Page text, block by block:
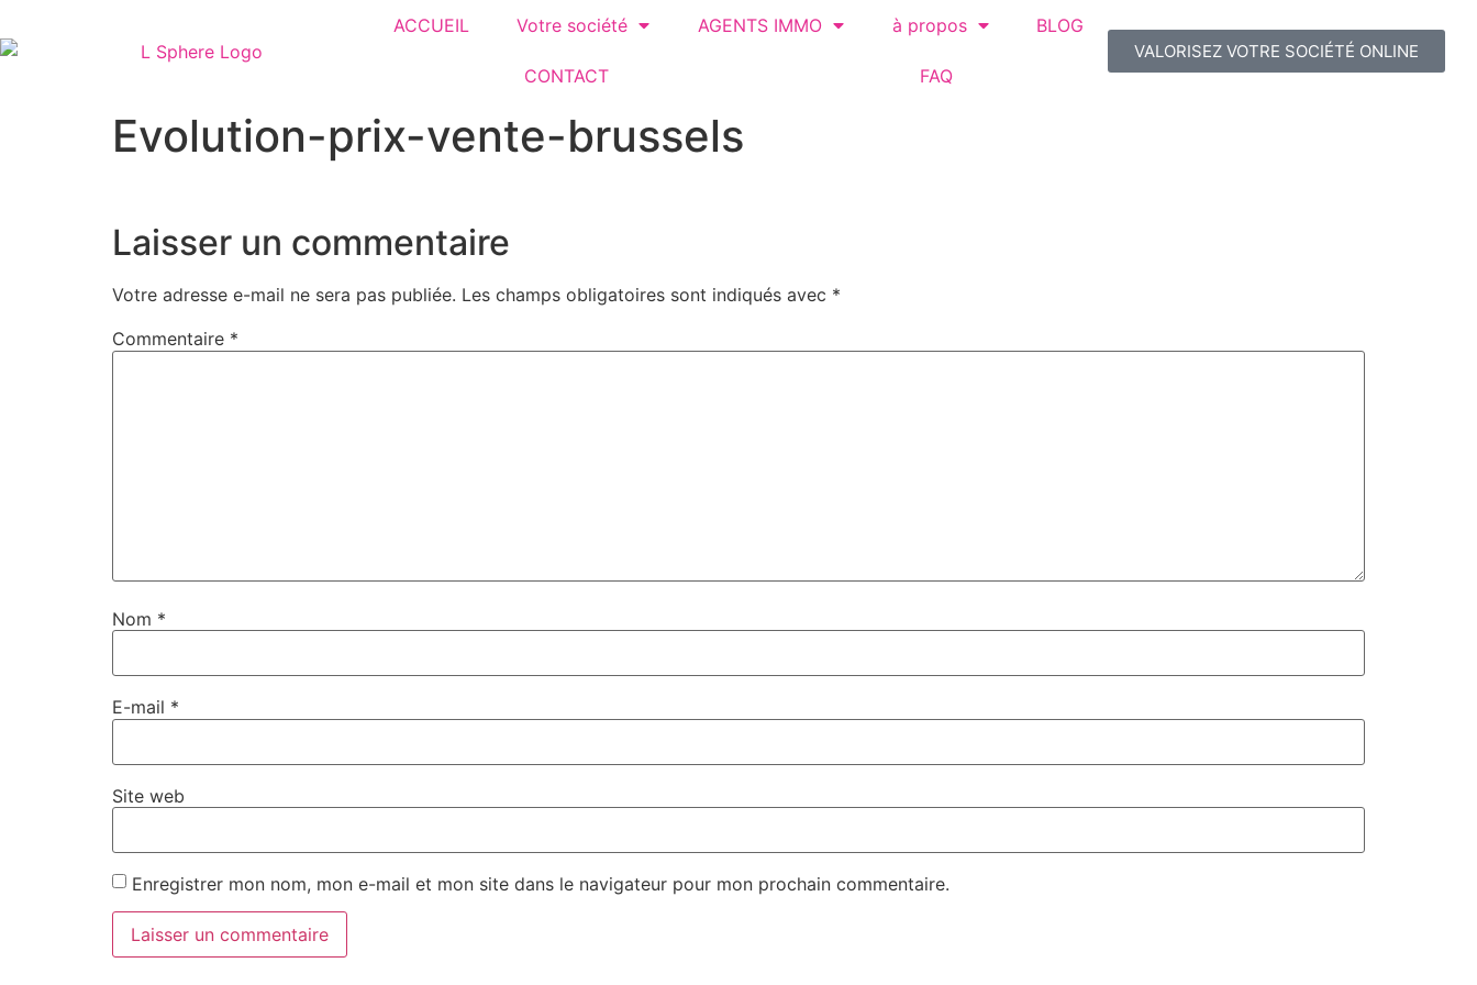
ACCUEIL Votre société AGENTS IMMO à propos BLOG
CONTACT FAQ
VALORISEZ VOTRE SOCIÉTÉ ONLINE
Evolution-prix-vente-brussels
Laisser un commentaire
Votre adresse e-mail ne sera pas publiée. Les champs obligatoires sont indiqués avec *
Commentaire *
Nom *
E-mail *
Site web
Enregistrer mon nom, mon e-mail et mon site dans le navigateur pour mon prochain commentaire.